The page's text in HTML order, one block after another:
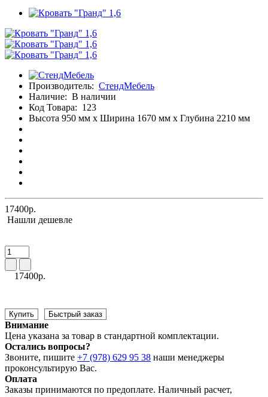
Производитель: СтендМебель
Наличие: В наличии
Код Товара: 123
Высота 950 мм x Ширина 1670 мм x Глубина 2210 мм
17400р.
Нашли дешевле
17400р.
Купить Быстрый заказ
Внимание
Цена указана за товар в стандартной комплектации.
Остались вопросы?
Звоните, пишите +7 (978) 629 95 38 наши менеджеры
проконсультирую Вас.
Оплата
Заказы принимаются по предоплате. Наличный расчет,